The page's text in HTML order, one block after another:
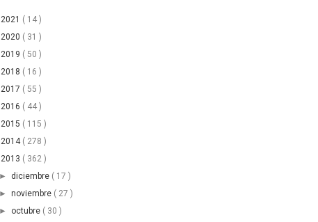
2021 ( 14 )
2020 ( 31 )
2019 ( 50 )
2018 ( 16 )
2017 ( 55 )
2016 ( 44 )
2015 ( 115 )
2014 ( 278 )
2013 ( 362 )
► diciembre ( 17 )
► noviembre ( 27 )
► octubre ( 30 )